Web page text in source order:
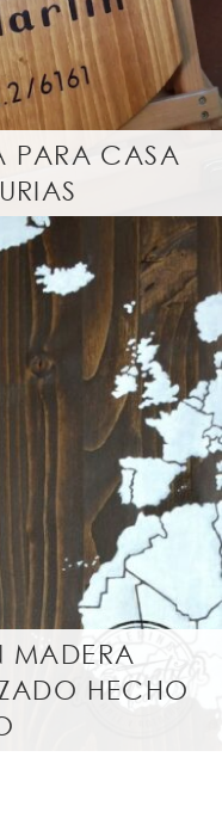
PARA CASA
MADERA
HECHO